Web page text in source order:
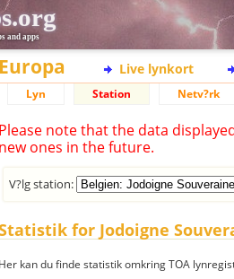
and apps
Europa Live lynkort
Lyn Station Netv?rk
Please note that the data
new ones in the future.
V?lg station:
for Jodoigne
Her kan du finde statistik omkring TOA